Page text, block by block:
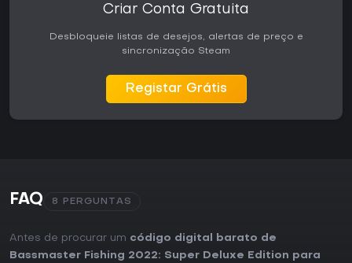
Criar Conta Gratuita
Desbloqueie listas de desejos, alertas de preço e
sincronização Steam
Registar Grátis
FAQ 8 PERGUNTAS
Antes de procurar um código digital barato de
Bassmaster Fishing 2022: Super Deluxe Edition para